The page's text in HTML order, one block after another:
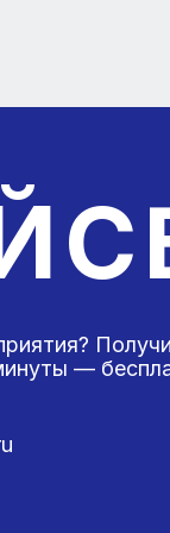
—